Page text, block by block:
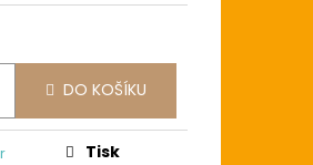
DO KOŠÍKU
Tisk